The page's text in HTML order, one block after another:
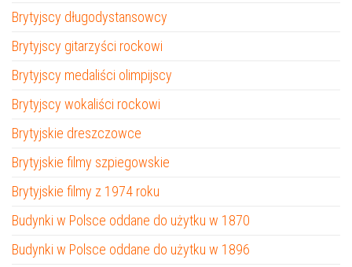
Brytyjscy długodystansowcy
Brytyjscy gitarzyści rockowi
Brytyjscy medaliści olimpijscy
Brytyjscy wokaliści rockowi
Brytyjskie dreszczowce
Brytyjskie filmy szpiegowskie
Brytyjskie filmy z 1974 roku
Budynki w Polsce oddane do użytku w 1870
Budynki w Polsce oddane do użytku w 1896